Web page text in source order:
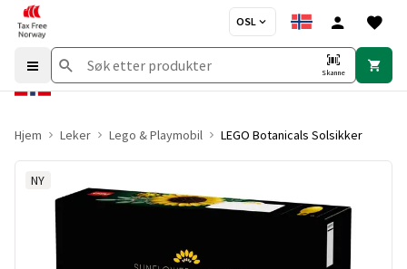
OSL
Skanne
Hjem Leker Lego & Playmobil LEGO Botanicals Solsikker
NY